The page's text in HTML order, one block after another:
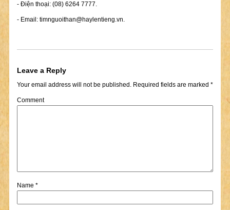
- Điện thoại: (08) 6264 7777.
- Email: timnguoithan@haylentieng.vn.
Leave a Reply
Your email address will not be published.Required fields are marked *
Comment
Name *